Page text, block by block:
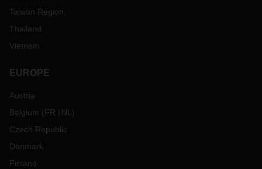
Taiwan Region
Thailand
Vietnam
EUROPE
Austria
Belgium (FR NL )
Czech Republic
Denmark
Finland